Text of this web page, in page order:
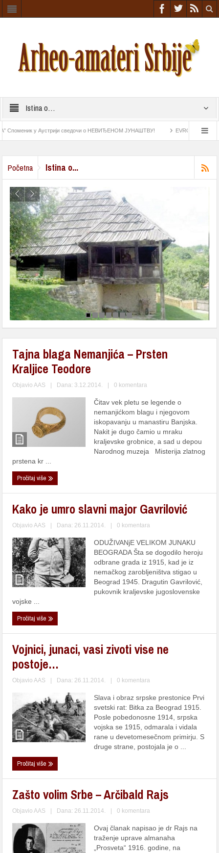
Istina o…
у Аустрији сведочи о НЕВИЂЕНОМ ЈУНАШТВУ! EVROPA NIŠTA
Početna Istina o...
Tajna blaga Nemanjića – Prsten
Kraljice Teodore
ObjavioAAS Dana: 3.12.2014. 0 komentara
Čitav vek pletu se legende o
nemanjićkom blagu i njegovom
iskopavanju u manastiru Banjska.
Nakit je dugo čamio u mraku
kraljevske grobnice, a sad u depou
Narodnog muzeja Misterijа zlаtnog
prstenа kr ...
Pročitaj više
Kako je umro slavni major Gavrilović
ObjavioAAS Dana: 26.11.2014. 0 komentara
ODUŽIVANjE VELIKOM JUNAKU
BEOGRADA Šta se dogodilo heroju
odbrane grada iz 1915, kad je iz
nemačkog zarobljeništva stigao u
Beograd 1945. Dragutin Gavrilović,
pukovnik kraljevske jugoslovenske
vojske ...
Pročitaj više
Vojnici, junaci, vasi zivoti vise ne
postoje…
ObjavioAAS Dana: 26.11.2014. 0 komentara
Slava i obraz srpske prestonice Prvi
svetski rat: Bitka za Beograd 1915.
Posle pobedonosne 1914, srpska
vojska se 1915, odmarala i vidala
rane u devetomesečnom primirju. S
druge strane, postojala je o ...
Pročitaj više
Zašto volim Srbe – Arčibald Rajs
ObjavioAAS Dana: 26.11.2014. 0 komentara
Ovaj članak napisao je dr Rajs na
traženje uprave almanaha
„Prosveta“ 1916. godine, na